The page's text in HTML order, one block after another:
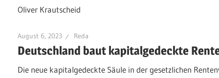
Oliver Krautscheid
August 6, 2023 Reda
Deutschland baut kapitalgedeckte
Die neue kapitalgedeckte Säule in der gesetzlichen